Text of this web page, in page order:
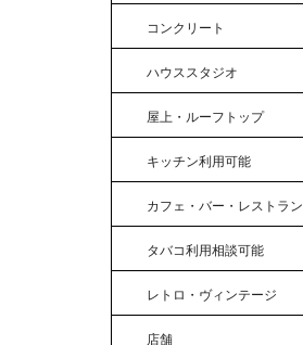
コンクリート
ハウススタジオ
屋上・ルーフトップ
キッチン利用可能
カフェ・バー・レストラン
タバコ利用相談可能
レトロ・ヴィンテージ
店舗